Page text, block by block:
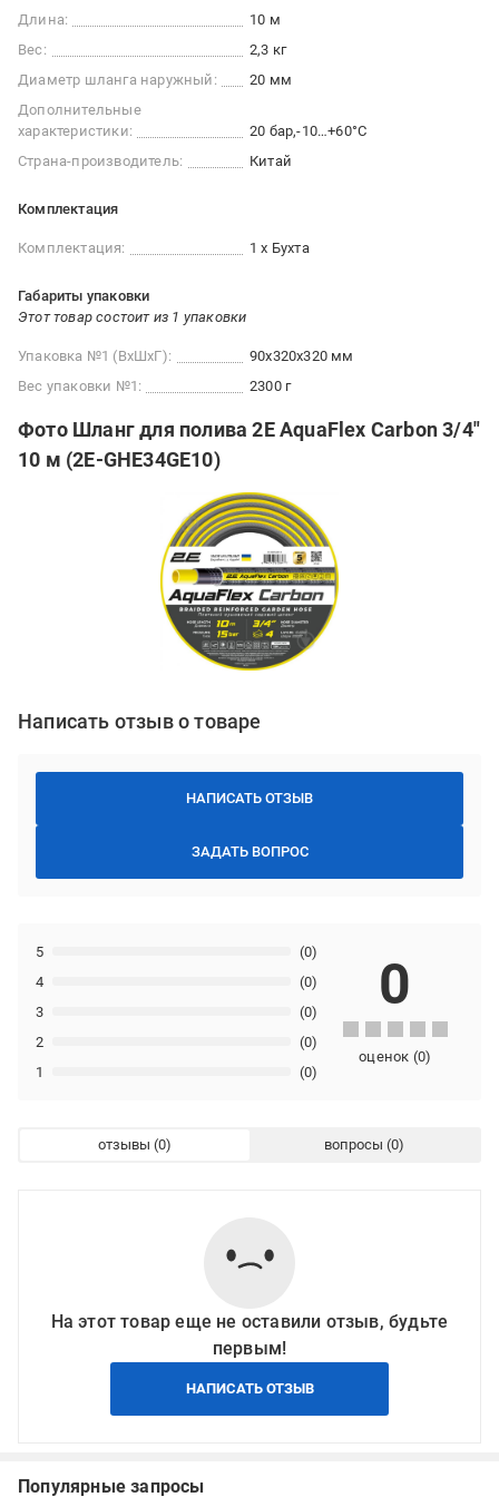
Длина:
10 м
Вес:
2,3 кг
Диаметр шланга наружный:
20 мм
Дополнительные
характеристики:
20 бар -10…+60°C
Страна-производитель:
Китай
Комплектация
Комплектация: 1 x Бухта
Габариты упаковки
Этот товар состоит из 1 упаковки
Упаковка №1 (ВхШхГ):
90x320x320 мм
Вес упаковки №1:
2300 г
Фото Шланг для полива 2E AquaFlex Carbon 3/4"
10 м (2E-GHE34GE10)
Написать отзыв о товаре
НАПИСАТЬ ОТЗЫВ
ЗАДАТЬ ВОПРОС
1 (0)
2 (0)
3 (0)
4 (0)
5 (0)
0
оценок (0)
отзывы вопросы
На этот товар еще не оставили отзыв, будьте
первым!
НАПИСАТЬ ОТЗЫВ
Популярные запросы